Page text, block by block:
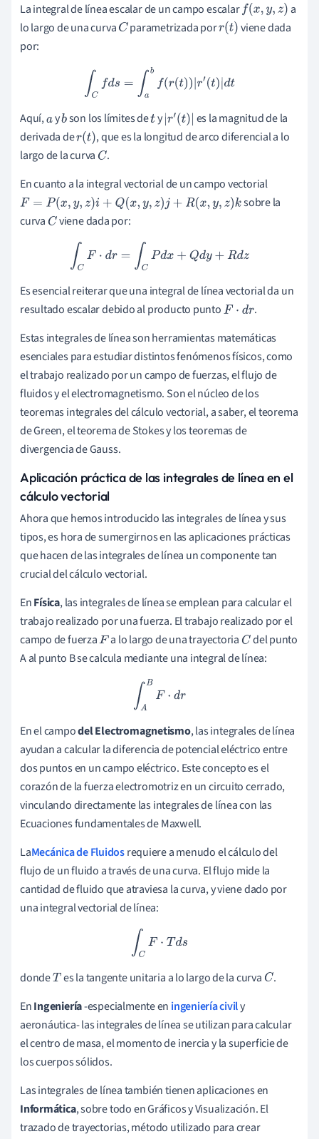
La integral de línea escalar de un campo escalarf(x,y,z)
a
lo largo de una curvaC parametrizada porr(t) viene dada
por:
∫Cf ∫abf (r(t))|r′(t)|dt
Aquí,aybson los límites dety|r′(t)|
es la magnitud de la
derivada der(t) , que es la longitud de arco diferencial a lo
largo de la curva C .
En cuanto a la integral vectorial de un campo vectorial
F= P(x ,y,z)i+Q(x,y,z )j+ R(x,y,z)k
sobre la
curva C viene dada por:
∫CF ⋅dr =∫ Pdx+Qd y+Rdz
Es esencial reiterar que una integral de línea vectorial da un
resultado escalar debido al producto puntoF⋅dr
.
Estas integrales de línea son herramientas matemáticas
esenciales para estudiar distintos fenómenos físicos, como
el trabajo realizado por un campo de fuerzas, el flujo de
fluidos y el electromagnetismo. Son el núcleo de los
teoremas integrales del cálculo vectorial, a saber, el teorema
de Green, el teorema de Stokes y los teoremas de
divergencia de Gauss.
Aplicación práctica de las integrales de línea en el
cálculo vectorial
Ahora que hemos introducido las integrales de línea y sus
tipos, es hora de sumergirnos en las aplicaciones prácticas
que hacen de las integrales de línea un componente tan
crucial del cálculo vectorial.
EnFísica, las integrales de línea se emplean para calcular el
trabajo realizado por una fuerza. El trabajo realizado por el
campo de fuerzaF a lo largo de una trayectoria C del punto
A al punto B se calcula mediante una integral de línea:
∫ABF⋅ r
En el campodel Electromagnetismo, las integrales de línea
ayudan a calcular la diferencia de potencial eléctrico entre
dos puntos en un campo eléctrico. Este concepto es el
corazón de la fuerza electromotriz en un circuito cerrado,
vinculando directamente las integrales de línea con las
Ecuaciones fundamentales de Maxwell.
LaMecánica de Fluidosrequiere a menudo el cálculo del
flujo de un fluido a través de una curva. El flujo mide la
cantidad de fluido que atraviesa la curva, y viene dado por
una integral vectorial de línea:
CF T ds
dondeT es la tangente unitaria a lo largo de la curva C .
EnIngeniería-especialmente en ingeniería civily
aeronáutica- las integrales de línea se utilizan para calcular
el centro de masa, el momento de inercia y la superficie de
los cuerpos sólidos.
Las integrales de línea también tienen aplicaciones en
Informática, sobre todo en Gráficos y Visualización. El
trazado de trayectorias, método utilizado para crear